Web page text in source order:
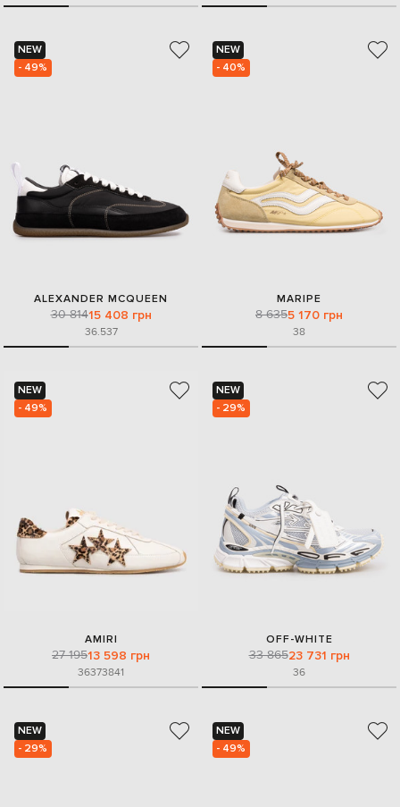
NEW
- 49%
ALEXANDER MCQUEEN
30 81415 408 грн
36.537
NEW
- 40%
MARIPE
8 6355 170 грн
38
NEW
- 49%
AMIRI
27 19513 598 грн
36373841
NEW
- 29%
OFF-WHITE
33 86523 731 грн
36
NEW
- 29%
NEW
- 49%